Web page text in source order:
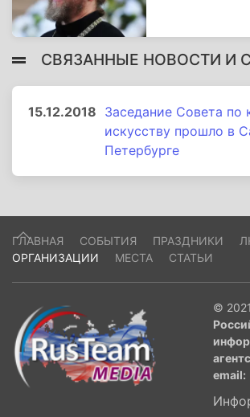
СВЯЗАННЫЕ НОВОСТИ И
15.12.2018 Заседание Совета по
искусству прошло в
Петербурге
ГЛАВНАЯ СОБЫТИЯ ПРАЗДНИКИ
ОРГАНИЗАЦИИ
МЕСТА СТАТЬИ
© 2021
email: